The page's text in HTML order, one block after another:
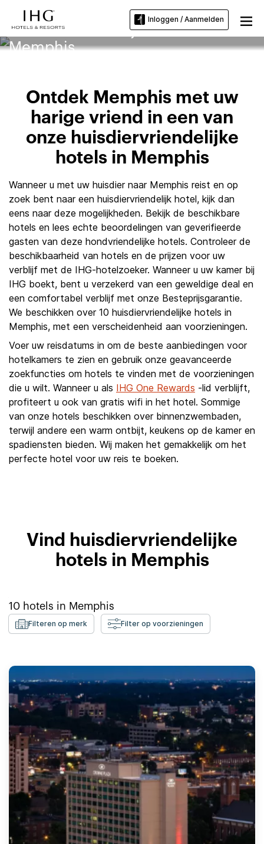
Inloggen / Aanmelden
Huisdiervriendelijke hotels in
Memphis
Ontdek Memphis met uw
harige vriend in een van
onze huisdiervriendelijke
hotels in Memphis
Wanneer u met uw huisdier naar Memphis reist en op
zoek bent naar een huisdiervriendelijk hotel, kijk dan
eens naar deze mogelijkheden. Bekijk de beschikbare
hotels en lees echte beoordelingen van geverifieerde
gasten van deze hondvriendelijke hotels. Controleer de
beschikbaarheid van hotels en de prijzen voor uw
verblijf met de IHG-hotelzoeker. Wanneer u uw kamer bij
IHG boekt, bent u verzekerd van een geweldige deal en
een comfortabel verblijf met onze Besteprijsgarantie.
We beschikken over 10 huisdiervriendelijke hotels in
Memphis, met een verscheidenheid aan voorzieningen.
Voer uw reisdatums in om de beste aanbiedingen voor
hotelkamers te zien en gebruik onze geavanceerde
zoekfuncties om hotels te vinden met de voorzieningen
die u wilt. Wanneer u als IHG One Rewards -lid verblijft,
profiteert u ook van gratis wifi in het hotel. Sommige
van onze hotels beschikken over binnenzwembaden,
terwijl andere een warm ontbijt, keukens op de kamer en
spadiensten bieden. Wij maken het gemakkelijk om het
perfecte hotel voor uw reis te boeken.
Vind huisdiervriendelijke
hotels in Memphis
10 hotels in Memphis
Filteren op merk Filter op voorzieningen